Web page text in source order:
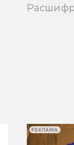
РЕКЛАМА